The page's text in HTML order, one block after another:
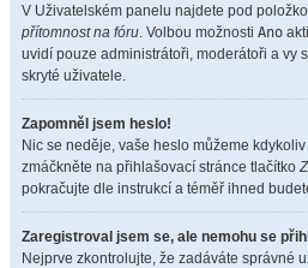
V Uživatelském panelu najdete pod
přítomnost na fóru. Volbou možnosti Ano
uvidí pouze administrátoři, moderátoři a vy
skryté uživatele.
Zapomněl jsem heslo!
Nic se neděje, vaše heslo můžeme
zmáčkněte na přihlašovací stránce tlačítko
pokračujte dle instrukcí a téměř ihned
Zaregistroval jsem se, ale nemohu se
Nejprve zkontrolujte, že zadáváte správné